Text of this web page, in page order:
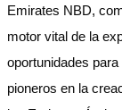
Emirates NBD,
motor vital de la
oportunidades
pioneros en la